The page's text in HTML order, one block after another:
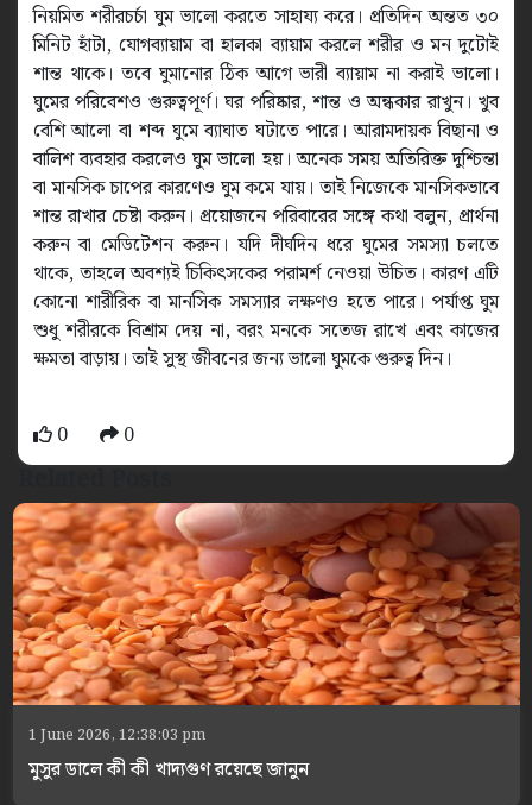
নিয়মিত শরীরচর্চা ঘুম ভালো করতে সাহায্য করে। প্রতিদিন অন্তত ৩০
মিনিট হাঁটা, যোগব্যায়াম বা হালকা ব্যায়াম করলে শরীর ও মন দুটোই
শান্ত থাকে। তবে ঘুমানোর ঠিক আগে ভারী ব্যায়াম না করাই ভালো।
ঘুমের পরিবেশও গুরুত্বপূর্ণ। ঘর পরিষ্কার, শান্ত ও অন্ধকার রাখুন। খুব
বেশি আলো বা শব্দ ঘুমে ব্যাঘাত ঘটাতে পারে। আরামদায়ক বিছানা ও
বালিশ ব্যবহার করলেও ঘুম ভালো হয়। অনেক সময় অতিরিক্ত দুশ্চিন্তা
বা মানসিক চাপের কারণেও ঘুম কমে যায়। তাই নিজেকে মানসিকভাবে
শান্ত রাখার চেষ্টা করুন। প্রয়োজনে পরিবারের সঙ্গে কথা বলুন, প্রার্থনা
করুন বা মেডিটেশন করুন। যদি দীর্ঘদিন ধরে ঘুমের সমস্যা চলতে
থাকে, তাহলে অবশ্যই চিকিৎসকের পরামর্শ নেওয়া উচিত। কারণ এটি
কোনো শারীরিক বা মানসিক সমস্যার লক্ষণও হতে পারে। পর্যাপ্ত ঘুম
শুধু শরীরকে বিশ্রাম দেয় না, বরং মনকে সতেজ রাখে এবং কাজের
ক্ষমতা বাড়ায়। তাই সুস্থ জীবনের জন্য ভালো ঘুমকে গুরুত্ব দিন।
0 0
1 June 2026, 12:38:03 pm
মুসুর ডালে কী কী খাদ্যগুণ রয়েছে জানুন